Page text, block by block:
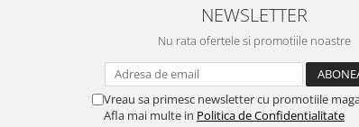
DECOR HALLOWEEN
DECOR ZIUA ROMANIEI
DECOR CRACIUN & REVELION
NEWSLETTER
Nu rata ofertele si promotiile noastre
Vreau sa primesc newsletter cu promotiile
Afla mai multe in Politica de Confidentialitate